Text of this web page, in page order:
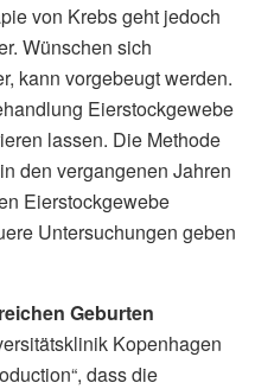
von Krebs geht jedoch
Wünschen sich
kann vorgebeugt werden.
Eierstockgewebe
lassen. Die Methode
den vergangenen Jahren
Eierstockgewebe
Untersuchungen geben
Geburten
Kopenhagen
dass die